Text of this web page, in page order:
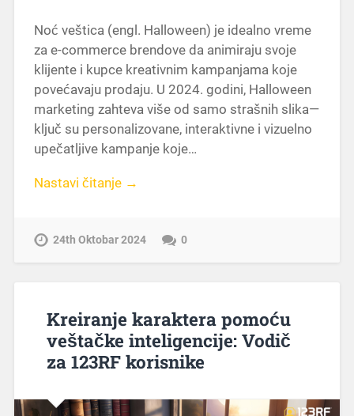
Noć veštica (engl. Halloween) je idealno vreme
za e-commerce brendove da animiraju svoje
klijente i kupce kreativnim kampanjama koje
povećavaju prodaju. U 2024. godini, Halloween
marketing zahteva više od samo strašnih slika—
ključ su personalizovane, interaktivne i vizuelno
upečatljive kampanje koje…
Nastavi čitanje →
24th Oktobar 2024 0
Kreiranje karaktera pomoću
veštačke inteligencije: Vodič
za 123RF korisnike